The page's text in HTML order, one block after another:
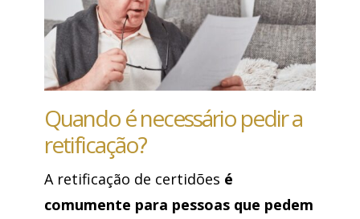
Quando é necessário pedir a
retificação?
A retificação de certidões é
comumente para pessoas que pedem